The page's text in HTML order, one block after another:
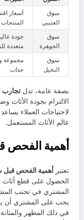
سوق
العتيبي
أسعار
المنتجات
سوق
الجوهرة
جودة
متعددة
سوق
النخيل
مجموعة
جذاب
بصفة عامة، تدل تجارب
الالتزام بجودة الأثاث
لاحتياجات العملاء
عالم الأثاث المستعمل.
أهمية الفحص
تعتبر أهمية الفحص قبل
الحصول على قطع أثاث
المشتري في تجنب
يجب على المشتري أن
في ذلك المظهر